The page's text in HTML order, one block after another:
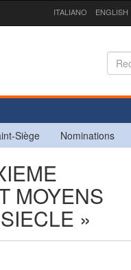
ITALIANO ENGLISH
Siège Nominations
MOYENS
»